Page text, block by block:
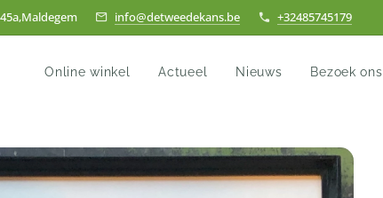
info@detweedekans.be +32485745179
Online winkel Actueel Nieuws Bezoek ons